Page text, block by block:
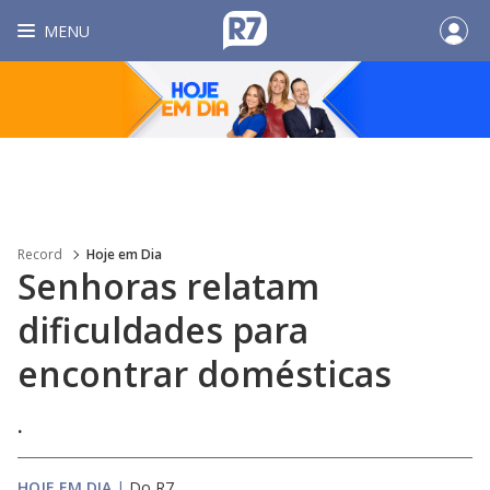
MENU
Record Hoje em Dia
Senhoras relatam
dificuldades para
encontrar domésticas
.